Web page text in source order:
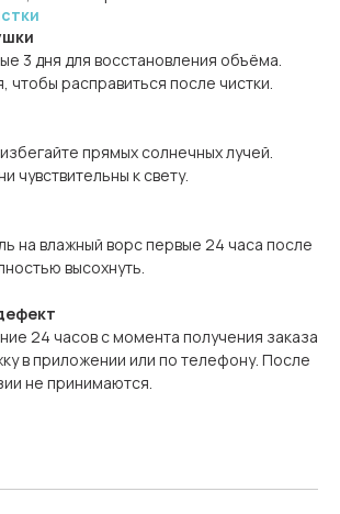
3 дня для восстановления объёма.
чтобы расправиться после чистки.
прямых солнечных лучей.
чувствительны к свету.
на влажный ворс первые 24 часа после
высохнуть.
24 часов с момента получения заказа
в приложении или по телефону. После
не принимаются.